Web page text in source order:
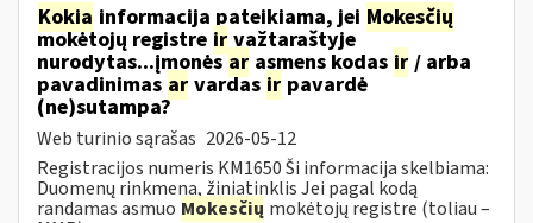
Kokia informacija pateikiama, jei Mokesčių
mokėtojų registre ir važtaraštyje
nurodytas...įmonėsar asmens kodas ir / arba
pavadinimas ar vardas ir pavardė
(ne)sutampa?
Web turinio sąrašas 2026-05-12
Registracijos numeris KM1650 Ši informacija skelbiama:
Duomenų rinkmena, žiniatinklis Jei pagal kodą
randamas asmuo Mokesčių mokėtojų registre (toliau –